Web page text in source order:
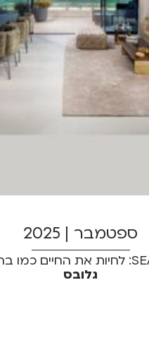
ספטמבר | 2025
גלובס